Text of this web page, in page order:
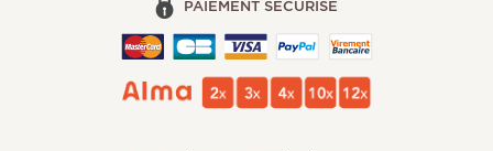
PAIEMENT SÉCURISÉ